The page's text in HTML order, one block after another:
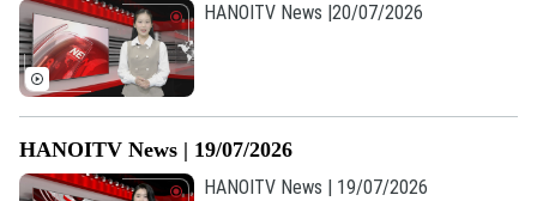
HANOITV News |20/07/2026
HANOITV News | 19/07/2026
HANOITV News | 19/07/2026